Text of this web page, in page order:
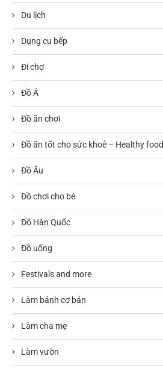
Du lịch
Dụng cụ bếp
Đi chợ
Đồ Á
Đồ ăn chơi
Đồ ăn tốt cho sức khoẻ – Healthy food
Đồ Âu
Đồ chơi cho bé
Đồ Hàn Quốc
Đồ uống
Festivals and more
Làm bánh cơ bản
Làm cha mẹ
Làm vườn